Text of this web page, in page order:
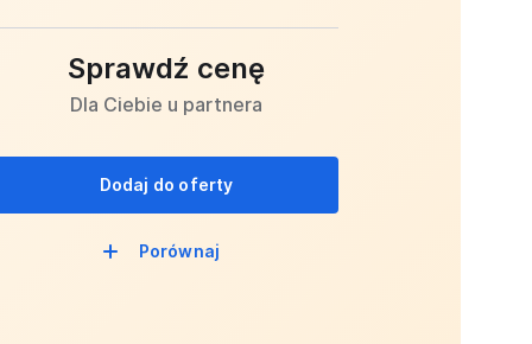
Sprawdź cenę
Dla Ciebie u partnera
Dodaj do oferty
Porównaj